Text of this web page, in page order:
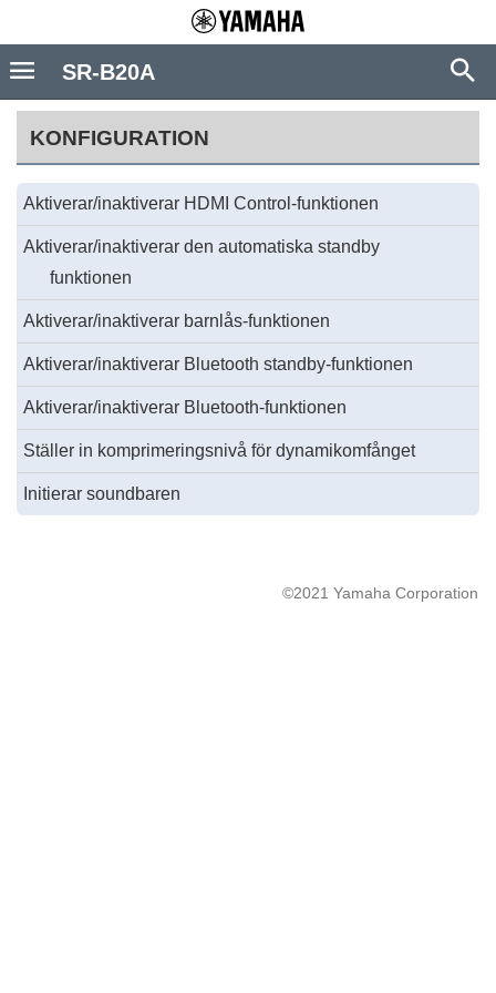
KONFIGURATION
Aktiverar/inaktiverar HDMI Control-funktionen
Aktiverar/inaktiverar den automatiska standby
funktionen
Aktiverar/inaktiverar barnlås-funktionen
Aktiverar/inaktiverar Bluetooth standby-funktionen
Aktiverar/inaktiverar Bluetooth-funktionen
Ställer in komprimeringsnivå för dynamikomfånget
Initierar soundbaren
©2021 Yamaha Corporation
SR-B20A